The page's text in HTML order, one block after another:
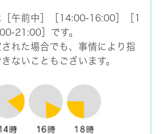
午前中］［14:00-16:00］［1
21:00］です。
れた場合でも、事情により指
ないこともございます。